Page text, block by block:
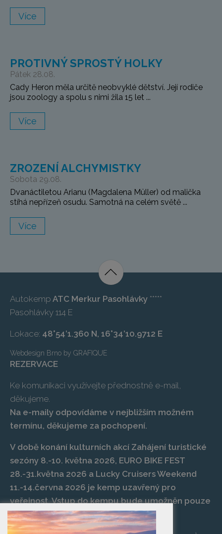
Více
PROTIVNÝ SPROSTÝ HOLKY
Pátek 28.08.
Cady Heron měla určitě neobvyklé dětství. Její rodiče
jsou zoology a spolu s nimi žila 15 let ...
Více
ZROZENÍ ALCHYMISTKY
Sobota 29.08.
Dvanáctiletou Arianu (Magdalena Müller) od malička
stíhá nepřízeň osudu. Samotná na celém světě ...
Více
Autokemp ATC Merkur Pasohlávky *****
Pasohlávky 114 E
Lokace: 48°54’1.360 N, 16°34’10.9712 E
Webdesign Brno by GRAFIQUE
REZERVACE
Ke komunikaci využívejte přednostně e-mail,
děkujeme.
Na e-maily odpovídáme v nejbližším možném
termínu, děkujeme za pochopení.
V době konání kulturních akcí Zahájení turistické
sezóny 8.-10. května 2026, EURO BIKE FEST
28.-31.května 2026 a Lucky Cruisers Weekend
11.-14.června 2026 je kemp uzavřený pro
veřejnost. Vstup do kempu bude umožněn pouze
po zaplacení vstupenky na danou akci.